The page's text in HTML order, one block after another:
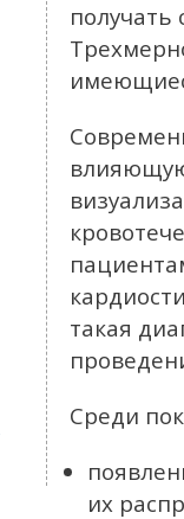
получать
такая
Среди
их